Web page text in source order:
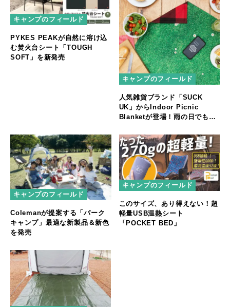
キャンプのフィールド
PYKES PEAKが自然に溶け込
む焚火台シート「TOUGH
SOFT」を新発売
キャンプのフィールド
人気雑貨ブランド「SUCK
UK」からIndoor Picnic
Blanketが登場！雨の日でも安
わおう
キャンプのフィールド
Colemanが提案する「パーク
キャンプ」最適な新製品＆新色
を発売
キャンプのフィールド
このサイズ、あり得えない！超
軽量USB温熱シート
「POCKET BED」